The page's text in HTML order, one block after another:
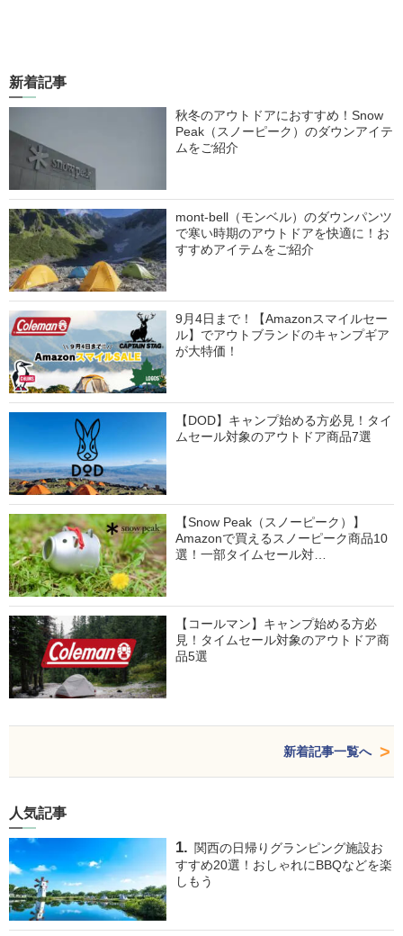
新着記事
秋冬のアウトドアにおすすめ！Snow
Peak（スノーピーク）のダウンアイテ
ムをご紹介
mont-bell（モンベル）のダウンパンツ
で寒い時期のアウトドアを快適に！お
すすめアイテムをご紹介
9月4日まで！【Amazonスマイルセー
ル】でアウトブランドのキャンプギア
が大特価！
【DOD】キャンプ始める方必見！タイ
ムセール対象のアウトドア商品7選
【Snow Peak（スノーピーク）】
Amazonで買えるスノーピーク商品10
選！一部タイムセール対…
【コールマン】キャンプ始める方必
見！タイムセール対象のアウトドア商
品5選
新着記事一覧へ
人気記事
関西の日帰りグランピング施設お
すすめ20選！おしゃれにBBQなどを楽
しもう